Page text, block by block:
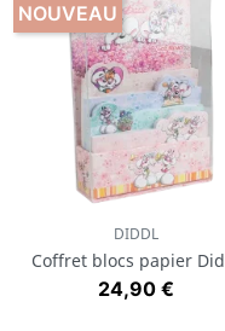
DIDDL
Coffret blocs papier
Prix
24,90 €
NOUVEAU